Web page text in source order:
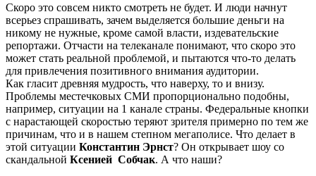
Скоро это совсем никто смотреть не будет. И люди начнут
всерьез спрашивать, зачем выделяется большие деньги на
никому не нужные, кроме самой власти, издевательские
репортажи. Отчасти на телеканале понимают, что скоро это
может стать реальной проблемой, и пытаются что-то делать
для привлечения позитивного внимания аудитории.
Как гласит древняя мудрость, что наверху, то и внизу.
Проблемы местечковых СМИ пропорционально подобны,
например, ситуации на 1 канале страны. Федеральные кнопки
с нарастающей скоростью теряют зрителя примерно по тем же
причинам, что и в нашем степном мегаполисе. Что делает в
этой ситуации Константин Эрнст? Он открывает шоу со
скандальной Ксенией Собчак. А что наши?